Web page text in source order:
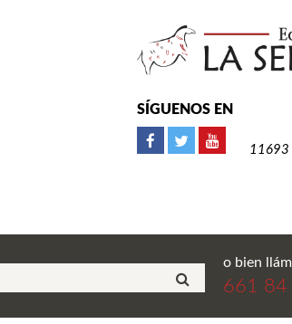
SÍGUENOS EN
11693
o bien
661 84